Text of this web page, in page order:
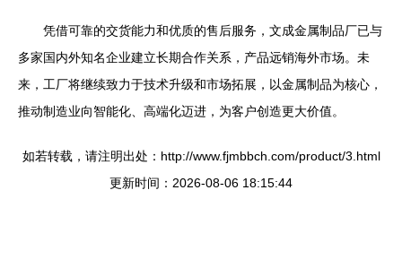
凭借可靠的交货能力和优质的售后服务，文成金属制品厂已与
多家国内外知名企业建立长期合作关系，产品远销海外市场。未
来，工厂将继续致力于技术升级和市场拓展，以金属制品为核心，
推动制造业向智能化、高端化迈进，为客户创造更大价值。
如若转载，请注明出处：http://www.fjmbbch.com/product/3.html
更新时间：2026-08-06 18:15:44